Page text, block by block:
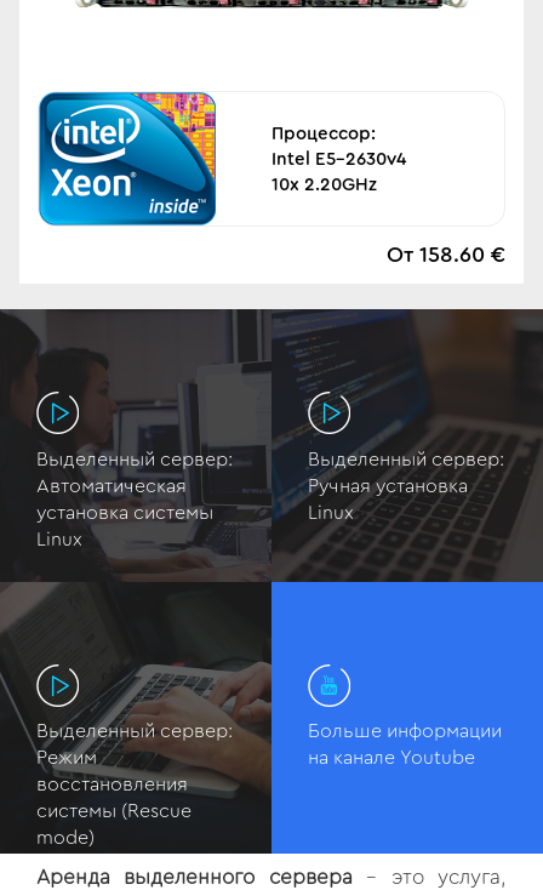
Процессор:
Intel E5-2630v4
10x 2.20GHz
От 158.60 €
Выделенный сервер:
Автоматическая
установка системы
Linux
Выделенный сервер:
Ручная установка
Linux
Выделенный сервер:
Режим
восстановления
системы (Rescue
mode)
Больше информации
на канале Youtube
Аренда выделенного сервера - это услуга,